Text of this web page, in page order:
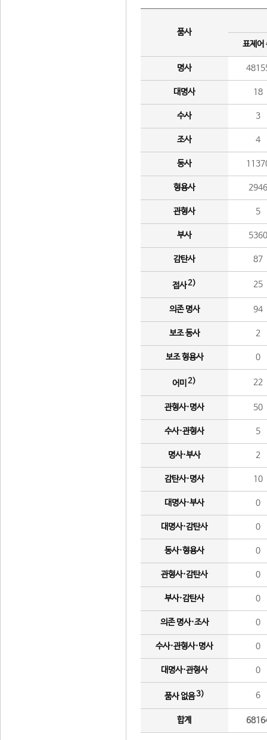
품사
표제어
명사
대명사 18
수사 3
조사 4
동사
형용사 2946
관형사 5
부사 5360
감탄사 87
접사2) 25
의존 명사 94
보조 동사 2
보조 형용사 0
어미 2) 22
관형사·명사 50
수사·관형사 5
명사·부사 2
감탄사·명사 10
대명사·부사 0
대명사·감탄사 0
동사·형용사 0
관형사·감탄사 0
부사·감탄사 0
의존 명사·조사 0
수사·관형사·명사 0
대명사·관형사 0
품사 없음3) 6
합계